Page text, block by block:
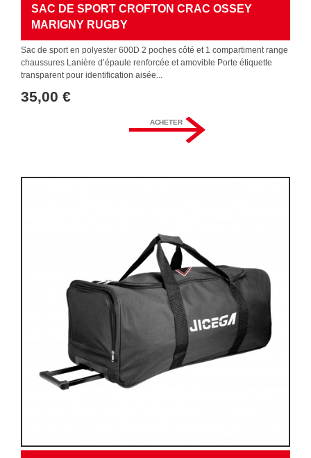
SAC DE SPORT CROFTON CRAC OSSEY
MARIGNY RUGBY
Sac de sport en polyester 600D 2 poches côté et 1 compartiment range
chaussures Lanière d’épaule renforcée et amovible Porte étiquette
transparent pour identification aisée...
35,00 €
ACHETER